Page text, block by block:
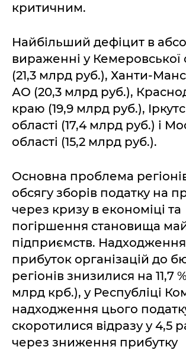
критичним.
Найбільший дефіцит в
вираженні у Кемеровської
(21,3 млрд руб.), Ханти-
АО (20,3 млрд руб.),
краю (19,9 млрд руб.),
області (17,4 млрд руб.) і
області (15,2 млрд руб.).
Основна проблема
обсягу зборів податку на
через кризу в економіці та
погіршення становища
підприємств. Надходження
прибуток організацій до
регіонів знизилися на 11,7
млрд крб.), у Республіці
надходження цього
скоротилися відразу у 4,5
через зниження прибутку